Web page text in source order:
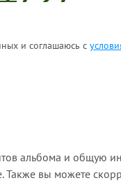
и соглашаюсь с
альбома и общую
Также вы можете